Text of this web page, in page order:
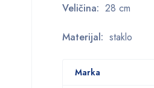
Veličina: 28 cm
Materijal: staklo
Marka